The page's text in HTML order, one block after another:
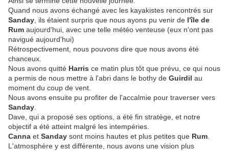
Quand nous avons échangé avec les kayakistes rencontrés sur
Sanday , ils étaient surpris que nous ayons pu venir de l'île de
Rum aujourd'hui, avec une telle météo venteuse (eux n'ont pas
navigué aujourd'hui)
Rétrospectivement, nous pouvons dire que nous avons été
chanceux.
Nous avons quitté Harris ce matin plus tôt que prévu, ce qui nous
a permis de nous mettre à l'abri dans le bothy de Guirdil au
moment du coup de vent.
Nous avons ensuite pu profiter de l'accalmie pour traverser vers
Sanday
Dave, qui a proposé ses options, a été fin stratège, et notre
objectif a été atteint malgré les intempéries.
Canna et Sanday sont moins hautes et plus petites que Rum
L'atmosphère y est différente, nous avons une vision plus